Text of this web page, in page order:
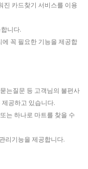
진 카드찾기 서비스를 이용
니다.
꼭 필요한 기능을 제공합
는질문 등 고객님의 불편사
공하고 있습니다.
는 하나로 마트를 찾을 수
리기능을 제공합니다.